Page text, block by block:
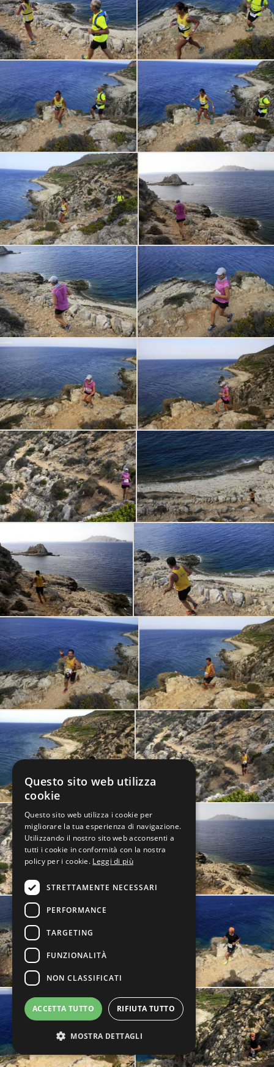
Questo sito web utilizza
cookie
Questo sito web utilizza i cookie per
migliorare la tua esperienza di navigazione.
Utilizzando il nostro sito web acconsenti a
tutti i cookie in conformità con la nostra
policy per i cookie. Leggi di più
STRETTAMENTE NECESSARI
PERFORMANCE
TARGETING
FUNZIONALITÀ
NON CLASSIFICATI
ACCETTA TUTTO RIFIUTA TUTTO
MOSTRA DETTAGLI